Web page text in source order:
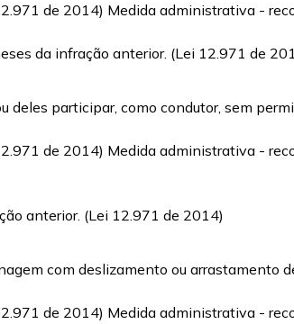
de 2014) Medida administrativa -
da infração anterior. (Lei 12.971 de
deles participar, como condutor, sem
de 2014) Medida administrativa -
anterior. (Lei 12.971 de 2014)
com deslizamento ou arrastamento
de 2014) Medida administrativa -